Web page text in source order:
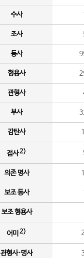
수사
조사
동사
형용사
관형사
부사
감탄사
접사2)
의존 명사
보조 동사
보조 형용사
어미 2)
관형사·명사